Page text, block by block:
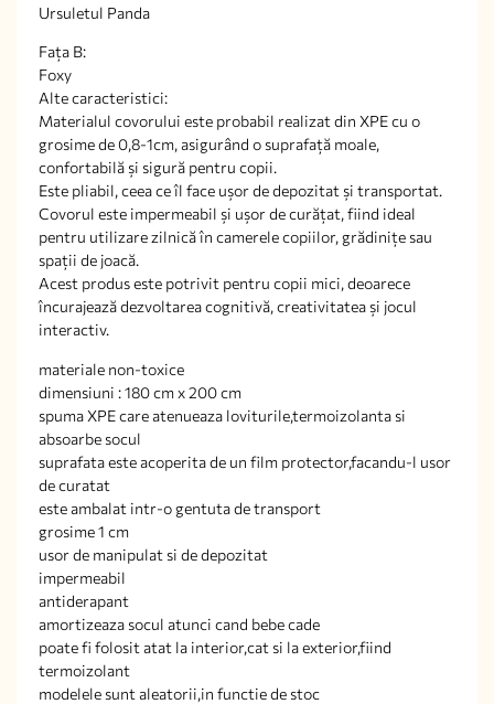
Ursuletul Panda
Fața B:
Foxy
Alte caracteristici:
Materialul covorului este probabil realizat din XPE cu o
grosime de 0,8-1cm, asigurând o suprafață moale,
confortabilă și sigură pentru copii.
Este pliabil, ceea ce îl face ușor de depozitat și transportat.
Covorul este impermeabil și ușor de curățat, fiind ideal
pentru utilizare zilnică în camerele copiilor, grădinițe sau
spații de joacă.
Acest produs este potrivit pentru copii mici, deoarece
încurajează dezvoltarea cognitivă, creativitatea și jocul
interactiv.
materiale non-toxice
dimensiuni : 180 cm x 200 cm
spuma XPE care atenueaza loviturile,termoizolanta si
absoarbe socul
suprafata este acoperita de un film protector,facandu-l usor
de curatat
este ambalat intr-o gentuta de transport
grosime 1 cm
usor de manipulat si de depozitat
impermeabil
antiderapant
amortizeaza socul atunci cand bebe cade
poate fi folosit atat la interior,cat si la exterior,fiind
termoizolant
modelele sunt aleatorii,in functie de stoc